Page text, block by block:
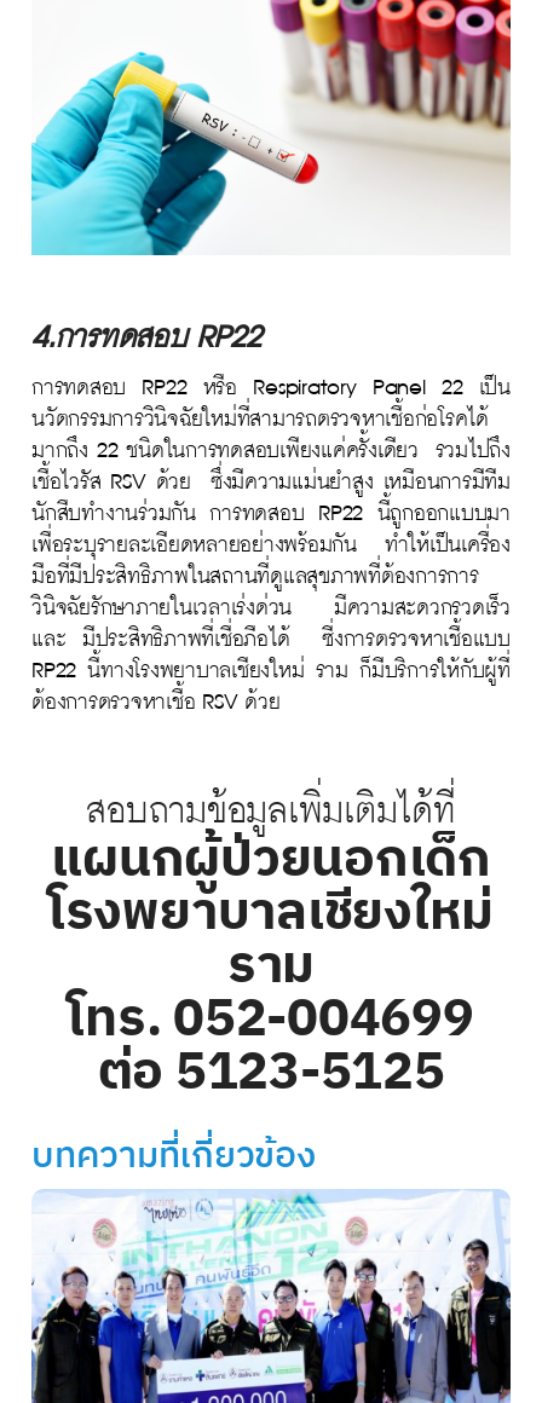
4.การทดสอบ RP22
การทดสอบ RP22 หรือ Respiratory Panel 22 เป็น
นวัตกรรมการวินิจฉัยใหม่ที่สามารถตรวจหาเชื้อก่อโรคได้
มากถึง 22 ชนิดในการทดสอบเพียงแค่ครั้งเดียว รวมไปถึง
เชื้อไวรัส RSV ด้วย ซึ่งมีความแม่นยำสูง เหมือนการมีทีม
นักสืบทำงานร่วมกัน การทดสอบ RP22 นี้ถูกออกแบบมา
เพื่อระบุรายละเอียดหลายอย่า­­งพร้อมกัน ทำให้เป็นเครื่อง
มือที่มีประสิทธิภาพในสถานที่ดูแลสุขภาพที่ต้องการการ
วินิจฉัยรักษาภายในเวลาเร่งด่วน มีความสะดวกรวดเร็ว
และ มีประสิทธิภาพที่เชื่อภือได้ ซี่งการตรวจหาเชื้อแบบ
RP22 นี้ทางโรงพยาบาลเชียงใหม่ ราม ก็มีบริการให้กับผู้ที่
ต้องการตรวจหาเชื้อ RSV ด้วย
สอบถามข้อมูลเพิ่มเติมได้ที่
แผนกผู้ป่วยนอกเด็ก
โรงพยาบาลเชียงใหม่
ราม
โทร. 052-004699
ต่อ 5123-5125
บทความที่เกี่ยวข้อง